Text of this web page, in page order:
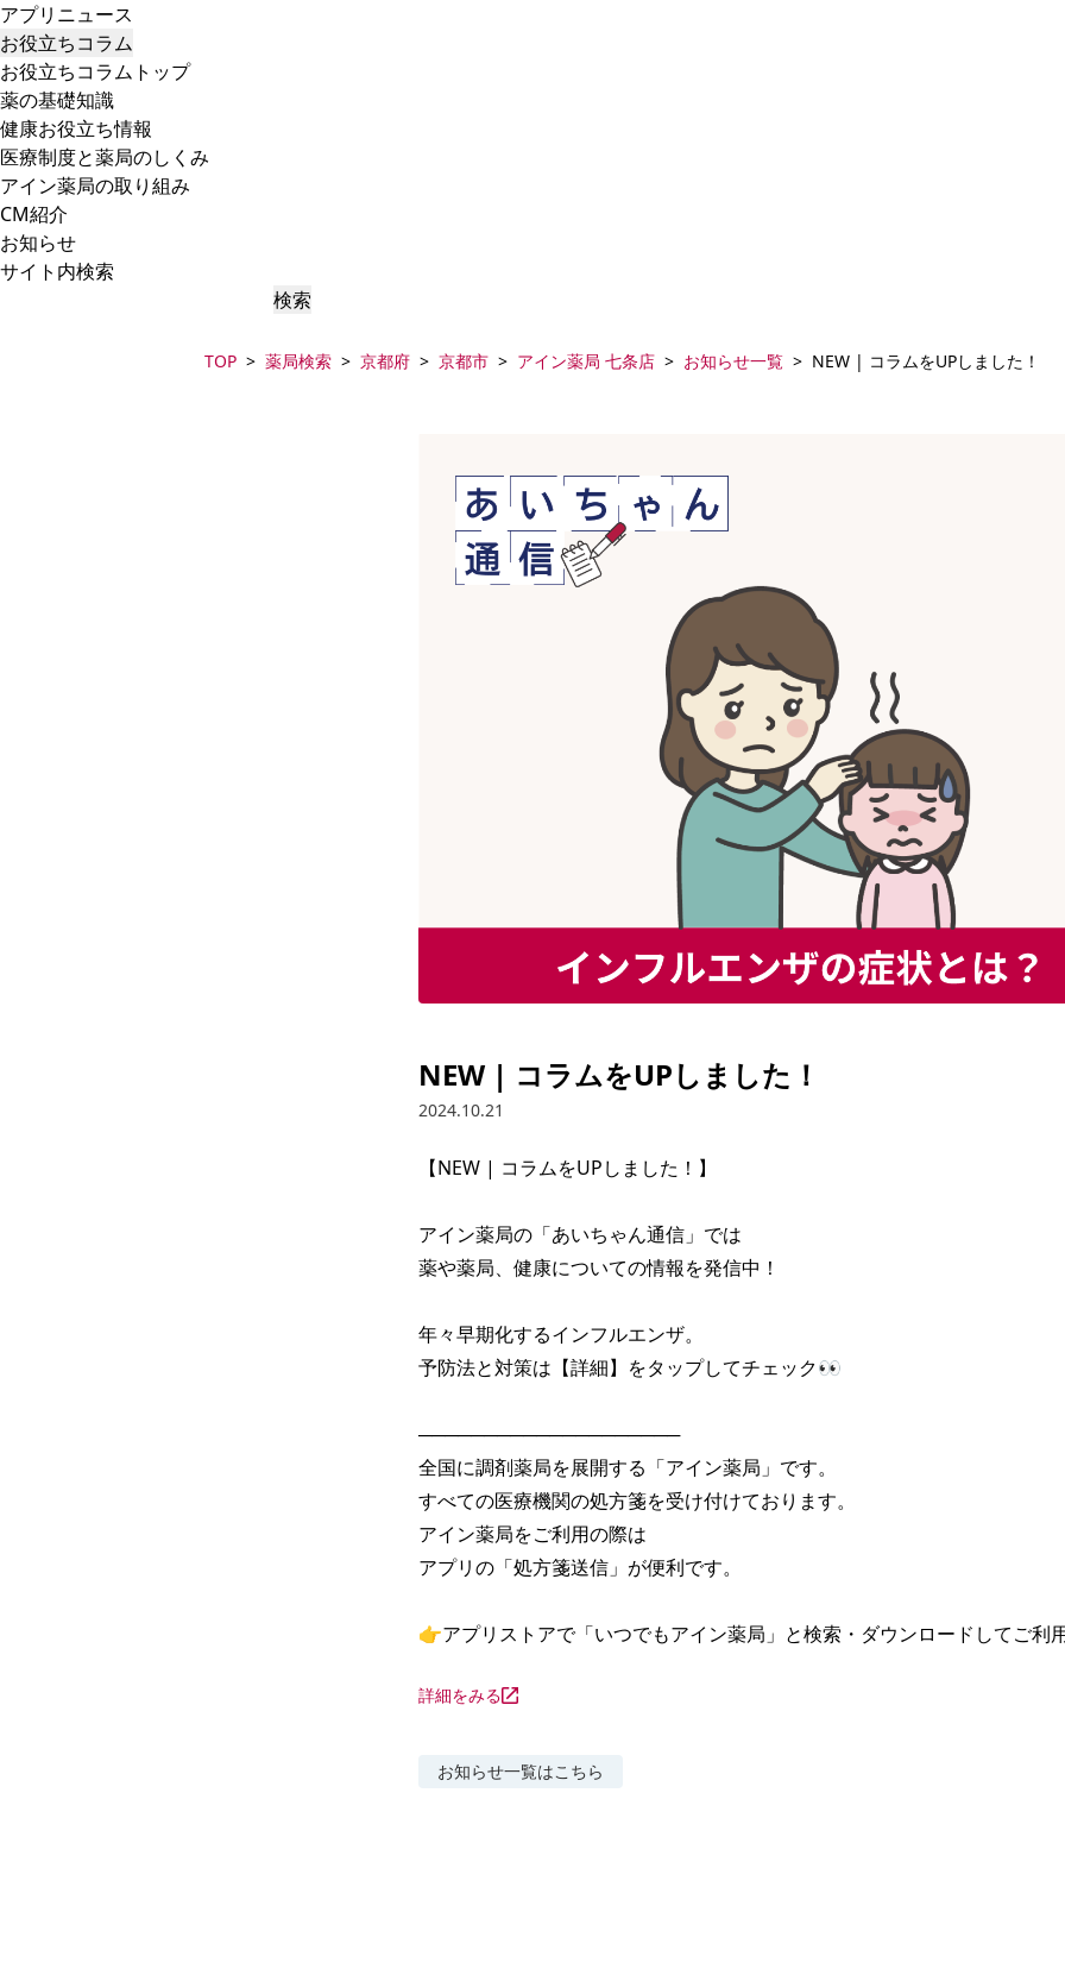
アプリニュース
お役立ちコラム
お役立ちコラムトップ
薬の基礎知識
健康お役立ち情報
医療制度と薬局のしくみ
アイン薬局の取り組み
CM紹介
お知らせ
サイト内検索
検索
TOP 薬局検索 京都府 京都市 アイン薬局 七条店 お知らせ一覧 NEW | コラムをUPしました！
NEW | コラムをUPしました！
2024.10.21
【NEW | コラムをUPしました！】
アイン薬局の「あいちゃん通信」では
薬や薬局、健康についての情報を発信中！
年々早期化するインフルエンザ。
予防法と対策は【詳細】をタップしてチェック👀
────────────────────
全国に調剤薬局を展開する「アイン薬局」です。
すべての医療機関の処方箋を受け付けております。
アイン薬局をご利用の際は
アプリの「処方箋送信」が便利です。
👉アプリストアで「いつでもアイン薬局」と検索・ダウンロードしてご利用
詳細をみる
お知らせ一覧はこちら